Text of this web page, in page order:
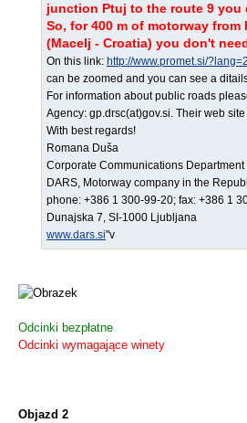
junction Ptuj to the route 9 you
So, for 400 m of motorway
(Macelj - Croatia) you don't
On this link: http://www.promet.si/?lang=2
can be zoomed and you can see a
For information about public roads
Agency: gp.drsc(at)gov.si. Their web
With best regards!
Romana Duša
Corporate Communications Department
DARS, Motorway company in the
phone: +386 1 300-99-20; fax: +386 1
Dunajska 7, SI-1000 Ljubljana
www.dars.si"v
Odcinki bezpłatne
Odcinki wymagające winety
Objazd 2